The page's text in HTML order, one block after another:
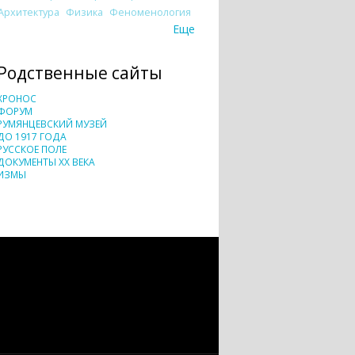
Физика Феноменология
Еще
сайты
МУЗЕЙ
1917 ГОДА
ПОЛЕ
XX ВЕКА